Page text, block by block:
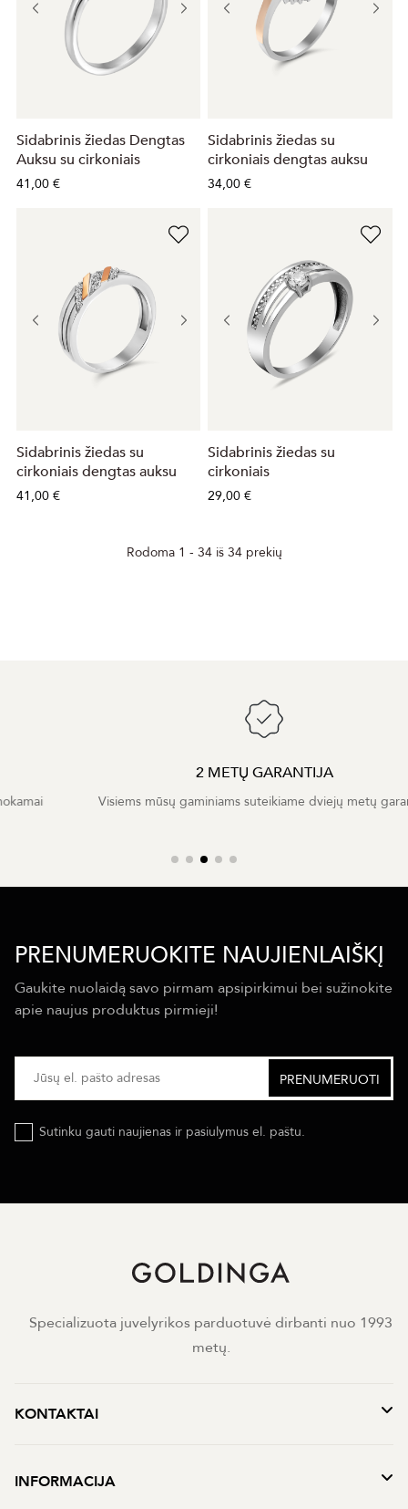
Sidabrinis žiedas Dengtas
Auksu su cirkoniais
41,00 €
Sidabrinis žiedas su
cirkoniais dengtas auksu
34,00 €
Sidabrinis žiedas su
cirkoniais dengtas auksu
41,00 €
Sidabrinis žiedas su
cirkoniais
29,00 €
Rodoma 1 - 34 iš 34 prekių
2 METŲ GARANTIJA
Visiems mūsų gaminiams suteikiame dviejų metų garantiją
PRENUMERUOKITE NAUJIENLAIŠKĮ
Gaukite nuolaidą savo pirmam apsipirkimui bei sužinokite
apie naujus produktus pirmieji!
Sutinku gauti naujienas ir pasiulymus el. paštu.
Specializuota juvelyrikos parduotuvė dirbanti nuo 1993
metų.
KONTAKTAI
INFORMACIJA